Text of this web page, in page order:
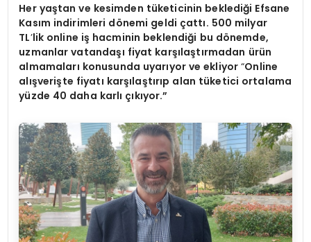
Her yaştan ve kesimden tüketicinin beklediği Efsane
Kasım indirimleri dönemi geldi çattı. 500 milyar
TL’lik online iş hacminin beklendiği bu dönemde,
uzmanlar vatandaşı fiyat karşılaştırmadan ürün
almamaları konusunda uyarıyor ve ekliyor“Online
alışverişte fiyatı karşılaştırıp alan tüketici ortalama
yüzde 40 daha karlı çıkıyor.”